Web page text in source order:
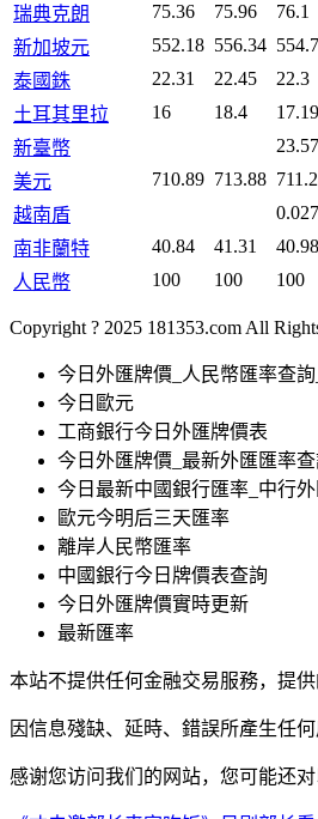
瑞典克朗
75.36 75.96
76.1
新加坡元
552.18 556.34
泰國銖
22.31 22.45
22.3
土耳其里拉
16 18.4
17.19
新臺幣
23.57
美元
710.89 713.88
越南盾
0.027
南非蘭特
40.84 41.31
40.98
人民幣
100 100 100
Copyright ? 2025 181353.com All
今日外匯牌價_人民幣匯率查
今日歐元
工商銀行今日外匯牌價表
今日外匯牌價_最新外匯匯率
今日最新中國銀行匯率_中行
歐元今明后三天匯率
離岸人民幣匯率
中國銀行今日牌價表查詢
今日外匯牌價實時更新
最新匯率
本站不提供任何金融交易服務，提
因信息殘缺、延時、錯誤所產生任
感谢您访问我们的网站，您可能还